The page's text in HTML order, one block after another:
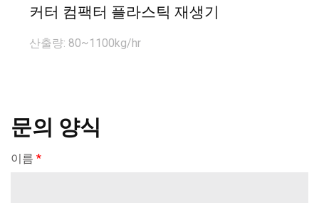
커터 컴팩터 플라스틱 재생기
산출량: 80~1100kg/hr
문의 양식
이름 *